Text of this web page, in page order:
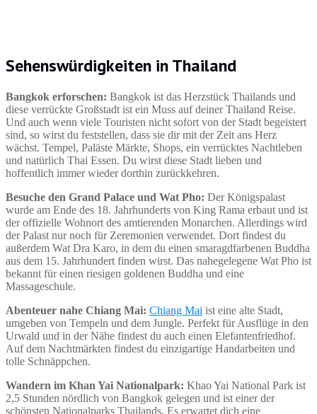
Sehenswürdigkeiten in Thailand
Bangkok erforschen: Bangkok ist das Herzstück Thailands und
diese verrückte Großstadt ist ein Muss auf deiner Thailand Reise.
Und auch wenn viele Touristen nicht sofort von der Stadt begeistert
sind, so wirst du feststellen, dass sie dir mit der Zeit ans Herz
wächst. Tempel, Paläste Märkte, Shops, ein verrücktes Nachtleben
und natürlich Thai Essen. Du wirst diese Stadt lieben und
hoffentlich immer wieder dorthin zurückkehren.
Besuche den Grand Palace und Wat Pho: Der Königspalast
wurde am Ende des 18. Jahrhunderts von King Rama erbaut und ist
der offizielle Wohnort des amtierenden Monarchen. Allerdings wird
der Palast nur noch für Zeremonien verwendet. Dort findest du
außerdem Wat Dra Karo, in dem du einen smaragdfarbenen Buddha
aus dem 15. Jahrhundert finden wirst. Das nahegelegene Wat Pho ist
bekannt für einen riesigen goldenen Buddha und eine
Massageschule.
Abenteuer nahe Chiang Mai: Chiang Mai ist eine alte Stadt,
umgeben von Tempeln und dem Jungle. Perfekt für Ausflüge in den
Urwald und in der Nähe findest du auch einen Elefantenfriedhof.
Auf dem Nachtmärkten findest du einzigartige Handarbeiten und
tolle Schnäppchen.
Wandern im Khan Yai Nationalpark: Khao Yai National Park ist
2,5 Stunden nördlich von Bangkok gelegen und ist einer der
schönsten Nationalparks Thailands. Es erwartet dich eine